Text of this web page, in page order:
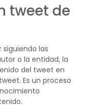
tweet de
las
o la entidad, la
del tweet en
Es un proceso